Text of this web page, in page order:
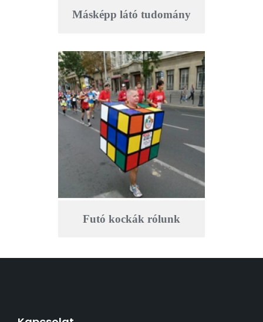
Másképp látó tudomány
Futó kockák rólunk